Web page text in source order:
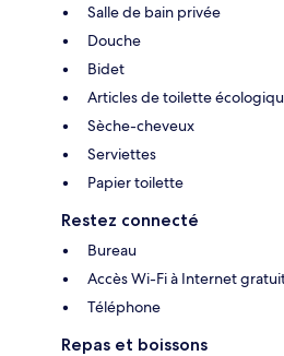
Salle de bain privée
Douche
Bidet
Articles de toilette
Sèche-cheveux
Serviettes
Papier toilette
Restez connecté
Bureau
Accès Wi-Fi à Internet
Téléphone
Repas et boissons